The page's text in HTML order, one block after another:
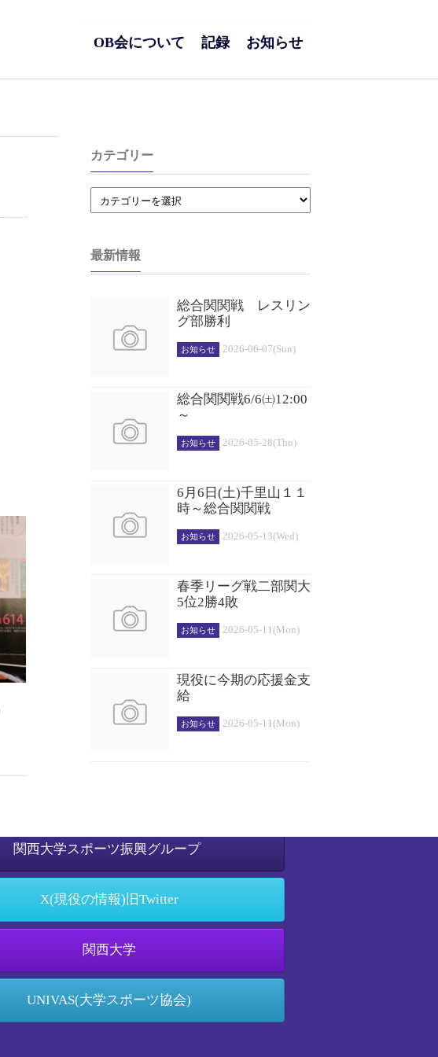
OB会について 記録 お知らせ
カテゴリー
最新情報
総合関関戦 レスリン
グ部勝利
お知らせ 2026-06-07(Sun)
総合関関戦6/6㈯12:00
～
お知らせ 2026-05-28(Thu)
6月6日(土)千里山１１
時～総合関関戦
お知らせ 2026-05-13(Wed)
春季リーグ戦二部関大
5位2勝4敗
お知らせ 2026-05-11(Mon)
現役に今期の応援金支
給
お知らせ 2026-05-11(Mon)
関西大学スポーツ振興グループ
X(現役の情報)旧Twitter
関西大学
UNIVAS(大学スポーツ協会)